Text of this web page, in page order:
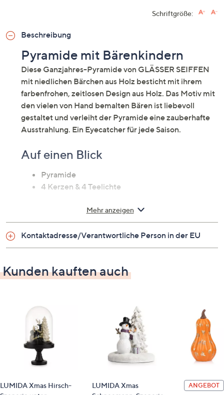
Schriftgröße:
Beschreibung
Pyramide mit Bärenkindern
Diese Ganzjahres-Pyramide von GLÄSSER SEIFFEN
mit niedlichen Bärchen aus Holz besticht mit ihrem
farbenfrohen, zeitlosen Design aus Holz. Das Motiv mit
den vielen von Hand bemalten Bären ist liebevoll
gestaltet und verleiht der Pyramide eine zauberhafte
Ausstrahlung. Ein Eyecatcher für jede Saison.
Auf einen Blick
Pyramide
4 Kerzen & 4 Teelichte
Auf einen Blick
für Teelichte und Kerzen
Farbe: bunt
Höhe: ca. 27 cm
Material
Holz
Identifikationsnummer
Mehr anzeigen
Kontaktadresse/Verantwortliche Person in der EU
Kunden kauften auch
LUMIDA Xmas Hirsch-
LUMIDA Xmas
ANGEBOT